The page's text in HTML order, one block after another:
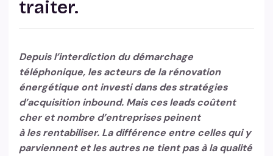
traiter.
Depuis l’interdiction du démarchage
téléphonique, les acteurs de la rénovation
énergétique ont investi dans des stratégies
d’acquisition inbound. Mais ces leads coûtent
cher et nombre d’entreprises peinent
à les rentabiliser. La différence entre celles qui y
parviennent et les autres ne tient pas à la qualité